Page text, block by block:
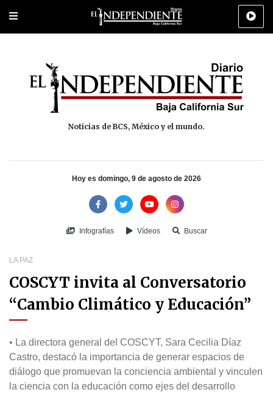
Portada Los Cabos Policiaca Deportes Cultura
Noticias de BCS, México y el mundo.
Hoy es domingo, 9 de agosto de 2026
Infografías Vídeos Buscar
LA PAZ
COSCYT invita al Conversatorio
“Cambio Climático y Educación”
• La directora general del COSCYT, Sara Cecilia Díaz
Castro, destacó la importancia de generar espacios de
diálogo que promuevan la conciencia ambiental y vinculen
la ciencia con la educación como ejes del desarrollo